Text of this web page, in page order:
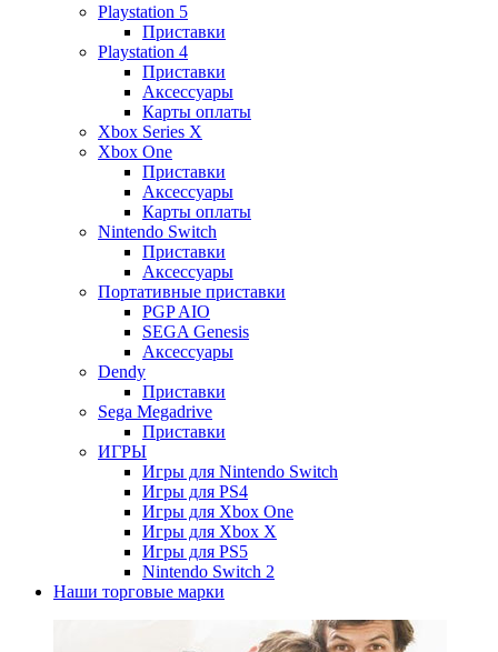
Playstation 5
Приставки
Playstation 4
Приставки
Аксессуары
Карты оплаты
Xbox Series X
Xbox One
Приставки
Аксессуары
Карты оплаты
Nintendo Switch
Приставки
Аксессуары
Портативные приставки
PGP AIO
SEGA Genesis
Аксессуары
Dendy
Приставки
Sega Megadrive
Приставки
ИГРЫ
Игры для Nintendo Switch
Игры для PS4
Игры для Xbox One
Игры для Xbox X
Игры для PS5
Nintendo Switch 2
Наши торговые марки